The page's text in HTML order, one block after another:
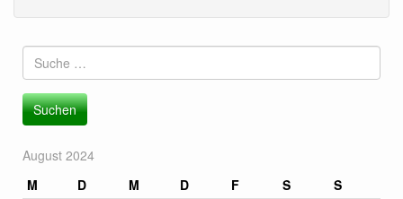
Suche
nach:
August 2024
M
D M D F S
S